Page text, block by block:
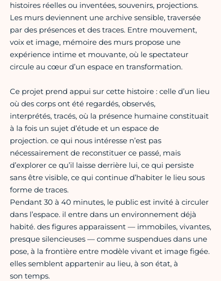
histoires réelles ou inventées, souvenirs, projections.
Les murs deviennent une archive sensible, traversée
par des présences et des traces. Entre mouvement,
voix et image, mémoire des murs propose une
expérience intime et mouvante, où le spectateur
circule au cœur d’un espace en transformation.
Ce projet prend appui sur cette histoire : celle d’un lieu
où des corps ont été regardés, observés,
interprétés, tracés, où la présence humaine constituait
à la fois un sujet d’étude et un espace de
projection. ce qui nous intéresse n’est pas
nécessairement de reconstituer ce passé, mais
d’explorer ce qu’il laisse derrière lui, ce qui persiste
sans être visible, ce qui continue d’habiter le lieu sous
forme de traces.
Pendant 30 à 40 minutes, le public est invité à circuler
dans l’espace. il entre dans un environnement déjà
habité. des figures apparaissent — immobiles, vivantes,
presque silencieuses — comme suspendues dans une
pose, à la frontière entre modèle vivant et image figée.
elles semblent appartenir au lieu, à son état, à
son temps.